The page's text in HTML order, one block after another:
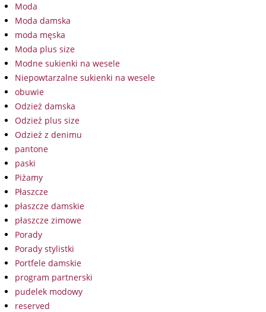
Moda
Moda damska
moda męska
Moda plus size
Modne sukienki na wesele
Niepowtarzalne sukienki na wesele
obuwie
Odzież damska
Odzież plus size
Odzież z denimu
pantone
paski
Piżamy
Płaszcze
płaszcze damskie
płaszcze zimowe
Porady
Porady stylistki
Portfele damskie
program partnerski
pudelek modowy
reserved